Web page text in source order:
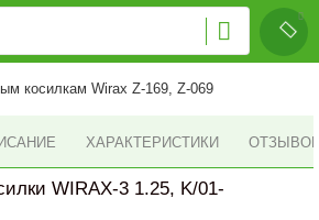
косилкам Wirax Z-169, Z-069
ХАРАКТЕРИСТИКИ ОТЗЫВОВ
WIRAX-3 1.25, K/01-